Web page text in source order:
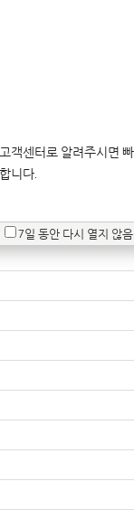
객센터로 알려주시면
니다.
7일 동안 다시 열지 않음